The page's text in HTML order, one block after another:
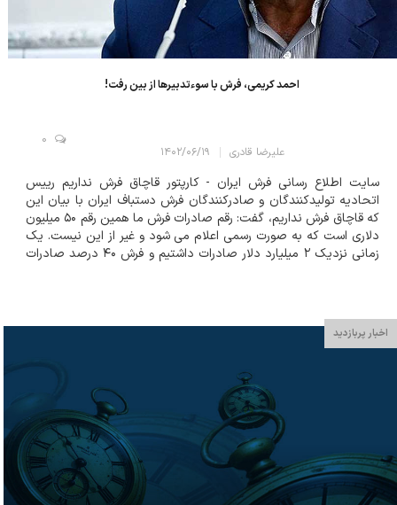
احمد کریمی، فرش با سوءتدبیرها از بین رفت!
علیرضا قادری ۱۴۰۲/۰۶/۱۹
0
سایت اطلاع رسانی فرش ایران - کارپتور قاچاق فرش نداریم رییس
اتحادیه تولیدکنندگان و صادرکنندگان فرش دستباف ایران با بیان این
که قاچاق فرش نداریم، گفت: رقم صادرات فرش ما همین رقم ۵۰ میلیون
دلاری است که به صورت رسمی اعلام می شود و غیر از این نیست. یک
زمانی نزدیک ۲ میلیارد دلار صادرات داشتیم و فرش ۴۰ درصد صادرات
اخبار پربازدید